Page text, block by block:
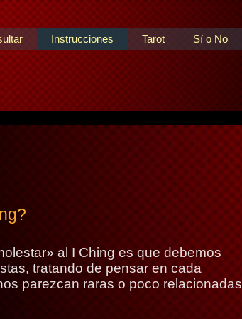
Instrucciones Tarot Sí o No
al I Ching es que debemos
tratando de pensar en cada
parezcan raras o poco relacionadas